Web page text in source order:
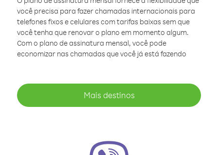
você precisa para fazer chamadas internacionais para
telefones fixos e celulares com tarifas baixas sem que
você tenha que renovar o plano em momento algum.
Com o plano de assinatura mensal, você pode
economizar nas chamadas que você já está fazendo
Mais destinos